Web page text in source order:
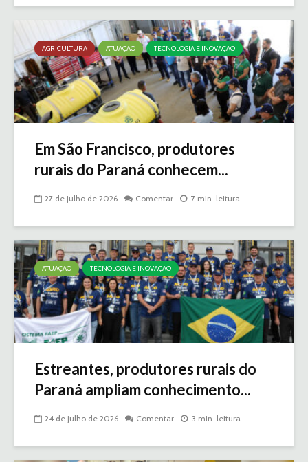
AGRICULTURA ATUAÇÃO TECNOLOGIA E INOVAÇÃO
Em São Francisco, produtores
rurais do Paraná conhecem...
27 de julho de 2026 Comentar 7 min. leitura
ATUAÇÃO TECNOLOGIA E INOVAÇÃO
Estreantes, produtores rurais do
Paraná ampliam conhecimento...
24 de julho de 2026 Comentar 3 min. leitura